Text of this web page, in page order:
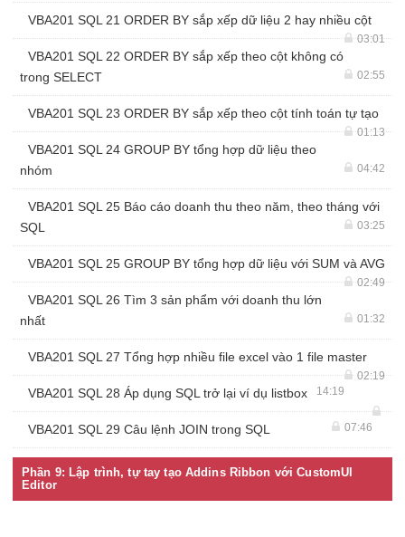
VBA201 SQL 21 ORDER BY sắp xếp dữ liệu 2 hay nhiều cột
03:01
VBA201 SQL 22 ORDER BY sắp xếp theo cột không có
trong SELECT
02:55
VBA201 SQL 23 ORDER BY sắp xếp theo cột tính toán tự tạo
01:13
VBA201 SQL 24 GROUP BY tổng hợp dữ liệu theo
nhóm
04:42
VBA201 SQL 25 Báo cáo doanh thu theo năm, theo tháng với
SQL
03:25
VBA201 SQL 25 GROUP BY tổng hợp dữ liệu với SUM và AVG
02:49
VBA201 SQL 26 Tìm 3 sản phẩm với doanh thu lớn
nhất
01:32
VBA201 SQL 27 Tổng hợp nhiều file excel vào 1 file master
02:19
VBA201 SQL 28 Áp dụng SQL trở lại ví dụ listbox 14:19
VBA201 SQL 29 Câu lệnh JOIN trong SQL 07:46
Phần 9: Lập trình, tự tay tạo Addins Ribbon với CustomUI
Editor